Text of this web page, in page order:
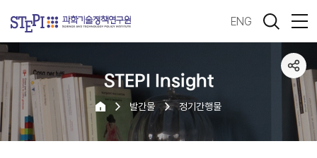
ENG
STEPI Insight
발간물 정기간행물